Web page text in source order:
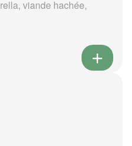
viande hachée,